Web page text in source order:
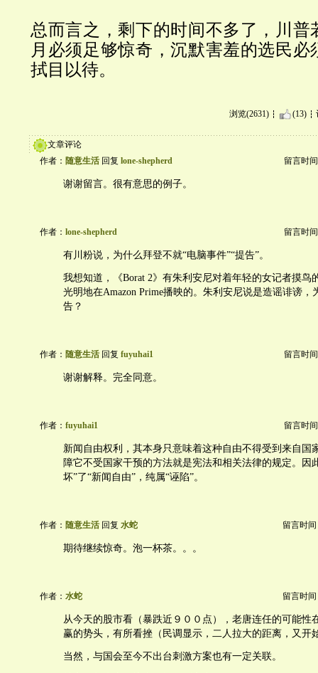
总而言之，剩下的时间不多了，川普
月必须足够惊奇，沉默害羞的选民必
拭目以待。
浏览(2631) (13)
文章评论
作者： 随意生活 回复 lone-shepherd 留言时
谢谢留言。很有意思的例子。
作者： lone-shepherd 留言时
有川粉说，为什么拜登不就“电脑事件”“提告”。
我想知道，《Borat 2》有朱利安尼对着年轻的女记者摸鸟
光明地在Amazon Prime播映的。朱利安尼说是造谣诽谤，
告？
作者： 随意生活 回复 fuyuhai1 留言时
谢谢解释。完全同意。
作者： fuyuhai1 留言时
新闻自由权利，其本身只意味着这种自由不得受到来自国
障它不受国家干预的方法就是宪法和相关法律的规定。因
坏”了“新闻自由”，纯属“诬陷”。
作者： 随意生活 回复 水蛇 留言时间
期待继续惊奇。泡一杯茶。。。
作者： 水蛇 留言时间
从今天的股市看（暴跌近９００点），老唐连任的可能性
赢的势头，有所看挫（民调显示，二人拉大的距离，又开
当然，与国会至今不出台刺激方案也有一定关联。